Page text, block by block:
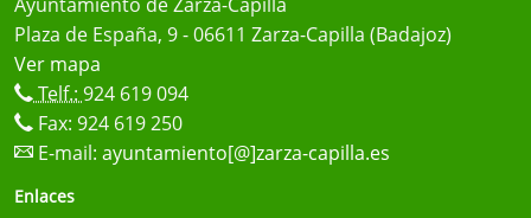
Plaza de España, 9 - 06611 Zarza-Capilla (Badajoz)
Ver mapa
Telf.: 924 619 094
Fax: 924 619 250
E-mail: ayuntamiento[@]zarza-capilla.es
Enlaces